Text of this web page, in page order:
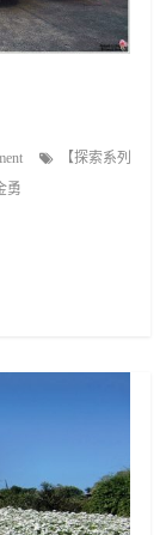
【探索系列
勇